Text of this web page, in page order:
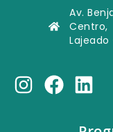
Av.
Centro,
Lajeado